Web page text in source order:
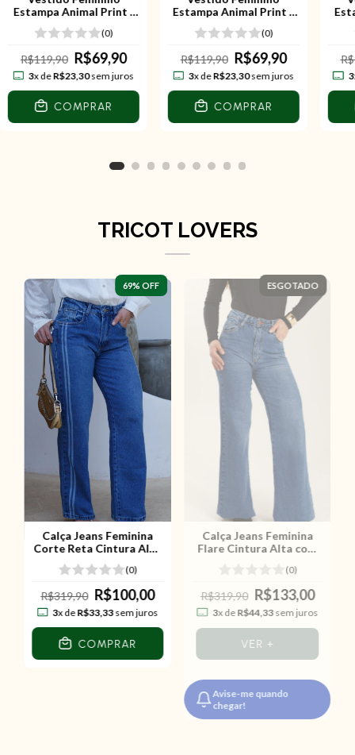
Estampa Animal Print -
Rosa
(0)
R$119,90 R$69,90
3x deR$23,30sem juros
COMPRAR
Estampa Animal Print -
Azul
(0)
R$119,90 R$69,90
3x deR$23,30sem juros
COMPRAR
3
TRICOT LOVERS
69% OFF
Calça Jeans Feminina
Corte Reta Cintura Alta
com Faixa Latera
(0)
R$319,90 R$100,00
3x deR$33,33sem juros
COMPRAR
ESGOTADO
Calça Jeans Feminina
Flare Cintura Alta com
(0)
R$319,90 R$133,00
3x de R$44,33 sem juros
VER +
Avise-me quando
chegar!